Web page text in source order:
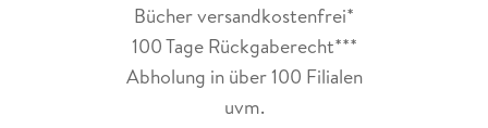
Bücher versandkostenfrei*
100 Tage Rückgaberecht***
Abholung in über 100 Filialen
uvm.